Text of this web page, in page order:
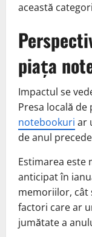
această
piața
Impactul se
Presa locală
notebookuri ar
de anul
Estimarea este
anticipat în
memoriilor, cât
factori care ar
jumătate a